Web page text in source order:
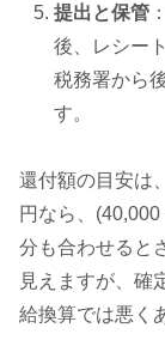
提出と保管
後、レシー
税務署から
す。
還付額の目安は
円なら、
分も合わせると
見えますが、確
給換算では悪く